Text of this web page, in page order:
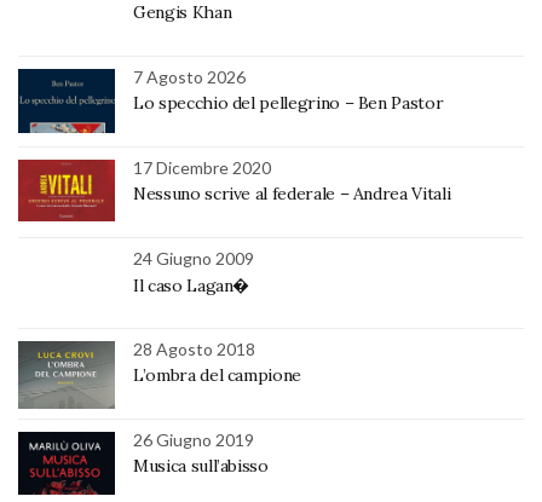
Gengis Khan
7 Agosto 2026
Lo specchio del pellegrino – Ben Pastor
17 Dicembre 2020
Nessuno scrive al federale – Andrea Vitali
24 Giugno 2009
Il caso Lagan�
28 Agosto 2018
L’ombra del campione
26 Giugno 2019
Musica sull’abisso